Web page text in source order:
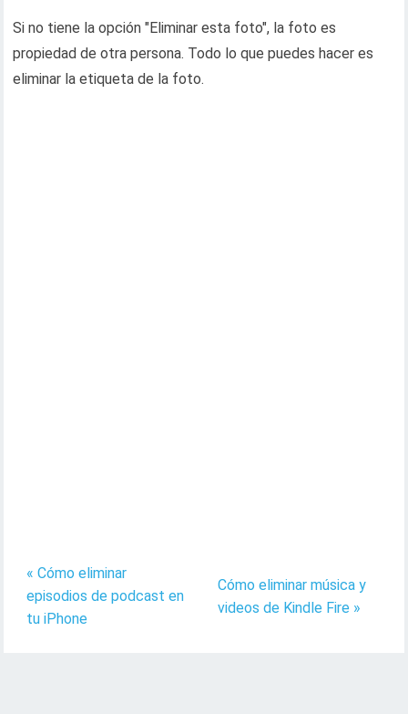
Si no tiene la opción "Eliminar esta foto", la foto es
propiedad de otra persona. Todo lo que puedes hacer es
eliminar la etiqueta de la foto.
« Cómo eliminar
episodios de podcast en
tu iPhone
Cómo eliminar música y
videos de Kindle Fire »